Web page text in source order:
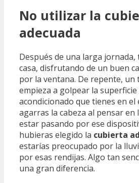
No utilizar la
adecuada
Después de una larga
casa, disfrutando de un buen
por la ventana. De repente,
empieza a golpear la superficie
acondicionado que tienes en el
agarras la cabeza al pensar en
estar pasando por ese
hubieras elegido la cubierta
estarías preocupado por la
por esas rendijas. Algo tan
una gran diferencia.